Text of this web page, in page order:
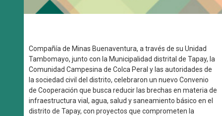
Compañía de Minas Buenaventura, a través de su Unidad
Tambomayo, junto con la Municipalidad distrital de Tapay, la
Comunidad Campesina de Colca Peral y las autoridades de
la sociedad civil del distrito, celebraron un nuevo Convenio
de Cooperación que busca reducir las brechas en materia de
infraestructura vial, agua, salud y saneamiento básico en el
distrito de Tapay, con proyectos que comprometen la